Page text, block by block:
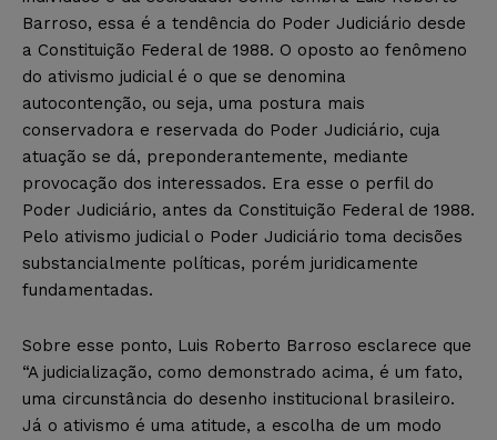
Barroso, essa é a tendência do Poder Judiciário desde
a Constituição Federal de 1988. O oposto ao fenômeno
do ativismo judicial é o que se denomina
autocontenção, ou seja, uma postura mais
conservadora e reservada do Poder Judiciário, cuja
atuação se dá, preponderantemente, mediante
provocação dos interessados. Era esse o perfil do
Poder Judiciário, antes da Constituição Federal de 1988.
Pelo ativismo judicial o Poder Judiciário toma decisões
substancialmente políticas, porém juridicamente
fundamentadas.
Sobre esse ponto, Luis Roberto Barroso esclarece que
“A judicialização, como demonstrado acima, é um fato,
uma circunstância do desenho institucional brasileiro.
Já o ativismo é uma atitude, a escolha de um modo